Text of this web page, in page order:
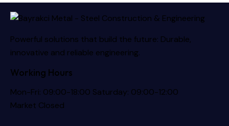
Powerful solutions that build the future: Durable,
innovative and reliable engineering.
Working Hours
Mon-Fri: 09:00-18:00 Saturday: 09:00-12:00
Market Closed